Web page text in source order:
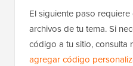
El siguiente paso
archivos de tu tema. Si
código a tu sitio, consulta
agregar código